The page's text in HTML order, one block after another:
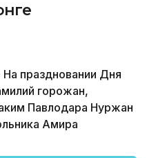
праздновании Дня
горожан,
Павлодара Нуржан
Амира